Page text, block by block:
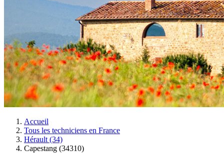
Accueil
Tous les techniciens en France
Hérault (34)
Capestang (34310)